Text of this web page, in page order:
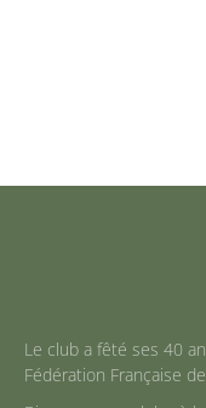
Le club a fêté ses 40
Fédération Française